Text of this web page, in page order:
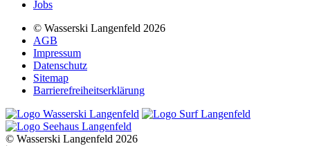
Jobs
© Wasserski Langenfeld 2026
AGB
Impressum
Datenschutz
Sitemap
Barrierefreiheits­erklärung
© Wasserski Langenfeld 2026